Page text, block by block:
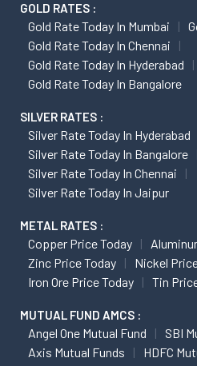
GOLD RATES :
Gold Rate Today In Mumbai
Gold Rate Today In Chennai
Gold Rate Today In Hyderabad
Gold Rate Today In Bangalore
SILVER RATES :
Silver Rate Today In Hyderabad
Silver Rate Today In Bangalore
Silver Rate Today In Chennai
Silver Rate Today In Jaipur
METAL RATES :
Copper Price Today
Zinc Price Today
Nickel
Iron Ore Price Today
Tin
MUTUAL FUND AMCS :
Angel One Mutual Fund
SBI
Axis Mutual Funds
HDFC